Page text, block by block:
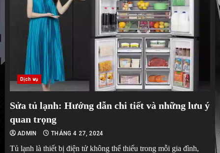
Dịch vụ
Sửa tủ lạnh: Hướng dẫn chi tiết và những lưu ý
quan trọng
ADMIN THÁNG 4 27, 2024
Tủ lạnh là thiết bị điện tử không thể thiếu trong mỗi gia đình,